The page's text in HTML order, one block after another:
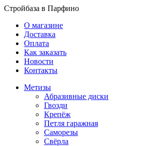
Стройбаза в Парфино
О магазине
Доставка
Оплата
Как заказать
Новости
Контакты
Метизы
Абразивные диски
Гвозди
Крепёж
Петля гаражная
Саморезы
Свёрла